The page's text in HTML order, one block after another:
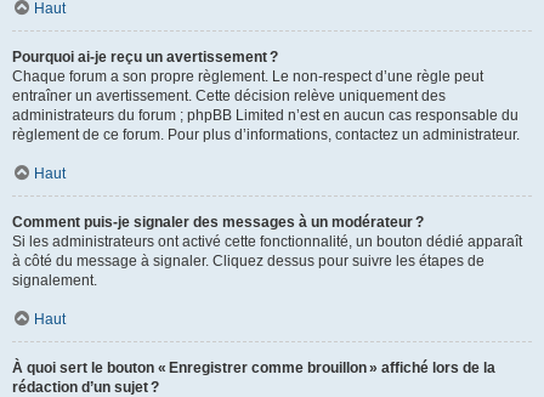
Haut
Pourquoi ai-je reçu un avertissement ?
Chaque forum a son propre règlement. Le non-respect d’une règle peut
entraîner un avertissement. Cette décision relève uniquement des
administrateurs du forum ; phpBB Limited n’est en aucun cas responsable du
règlement de ce forum. Pour plus d’informations, contactez un administrateur.
Haut
Comment puis-je signaler des messages à un modérateur ?
Si les administrateurs ont activé cette fonctionnalité, un bouton dédié apparaît
à côté du message à signaler. Cliquez dessus pour suivre les étapes de
signalement.
Haut
À quoi sert le bouton « Enregistrer comme brouillon » affiché lors de la
rédaction d’un sujet ?